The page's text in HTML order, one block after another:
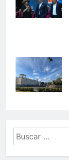
Buscar: